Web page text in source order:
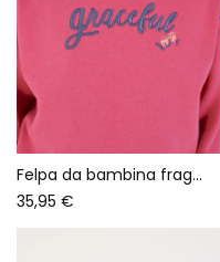
Felpa da bambina fragola con ricamo floreale
35,95 €